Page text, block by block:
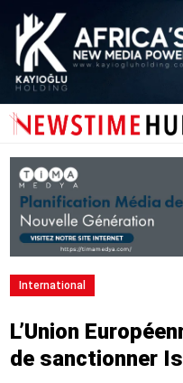
International
L’Union
de sanctionner